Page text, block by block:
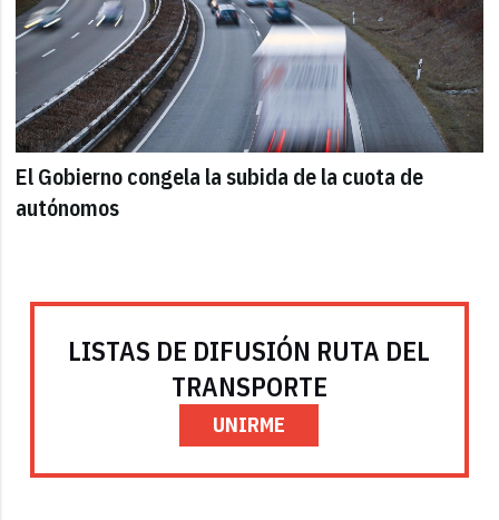
El Gobierno congela la subida de la cuota de
autónomos
LISTAS DE DIFUSIÓN RUTA DEL
TRANSPORTE
UNIRME